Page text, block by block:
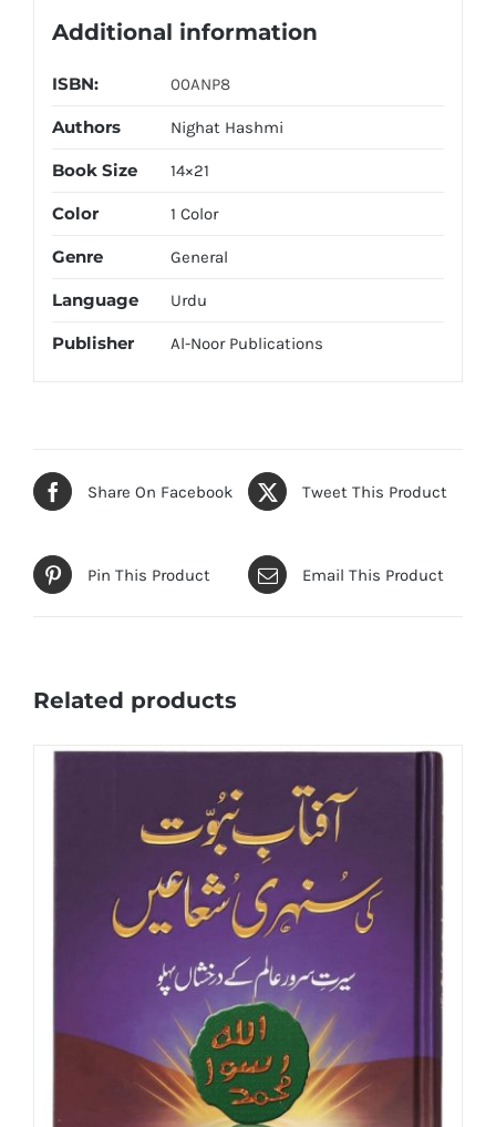
Additional information
ISBN: 00ANP8
Authors Nighat Hashmi
Book Size 14×21
Color 1 Color
Genre General
Language Urdu
Publisher Al-Noor Publications
Share On Facebook Tweet This Product
Pin This Product Email This Product
Related products